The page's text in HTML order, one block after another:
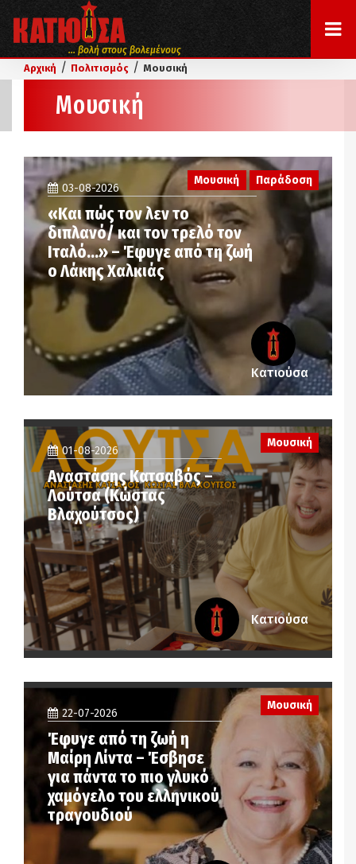
... βολή στους βολεμένους
Αρχική / Πολιτισμός / Μουσική
Μουσική
Μουσική Παράδοση
03-08-2026
«Και πώς τον λεν το
διπλανό/ και τον τρελό τον
Ιταλό…» – Έφυγε από τη ζωή
ο Λάκης Χαλκιάς
Κατιούσα
01-08-2026
Αναστάσης Κατσαβός –
Λούτσα (Κώστας
Βλαχούτσος)
Μουσική
Κατιούσα
22-07-2026
Έφυγε από τη ζωή η
Μαίρη Λίντα – Έσβησε
για πάντα το πιο γλυκό
χαμόγελο του ελληνικού
τραγουδιού
Μουσική